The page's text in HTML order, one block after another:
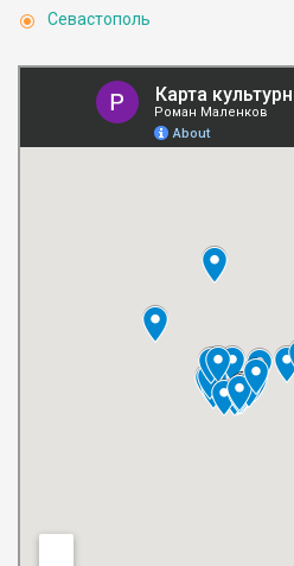
Севастополь